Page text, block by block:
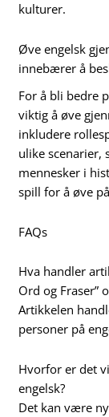
kulturer.
Øve engelsk
innebærer å
For å bli bedre
viktig å øve
inkludere
ulike scenarier,
mennesker i
spill for å øve
FAQs
Hva handler
Ord og Fraser”
Artikkelen
personer på
Hvorfor er det
engelsk?
Det kan være